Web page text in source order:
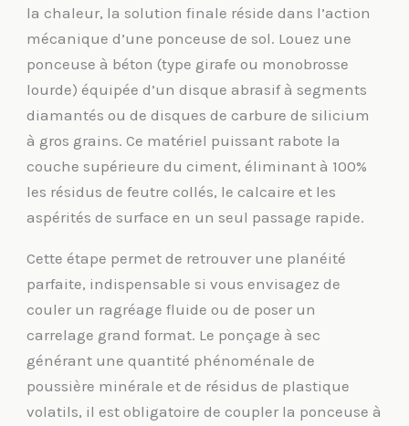
la chaleur, la solution finale réside dans l’action
mécanique d’une ponceuse de sol. Louez une
ponceuse à béton (type girafe ou monobrosse
lourde) équipée d’un disque abrasif à segments
diamantés ou de disques de carbure de silicium
à gros grains. Ce matériel puissant rabote la
couche supérieure du ciment, éliminant à 100%
les résidus de feutre collés, le calcaire et les
aspérités de surface en un seul passage rapide.
Cette étape permet de retrouver une planéité
parfaite, indispensable si vous envisagez de
couler un ragréage fluide ou de poser un
carrelage grand format. Le ponçage à sec
générant une quantité phénoménale de
poussière minérale et de résidus de plastique
volatils, il est obligatoire de coupler la ponceuse à